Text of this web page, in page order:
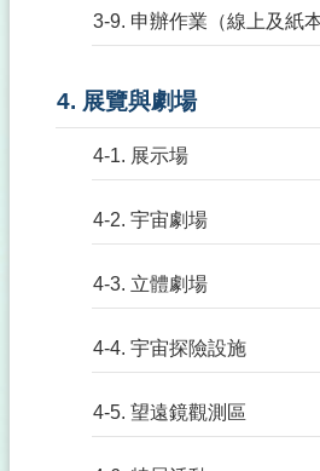
3-9. 申辦作業（線上及紙本
4. 展覽與劇場
4-1. 展示場
4-2. 宇宙劇場
4-3. 立體劇場
4-4. 宇宙探險設施
4-5. 望遠鏡觀測區